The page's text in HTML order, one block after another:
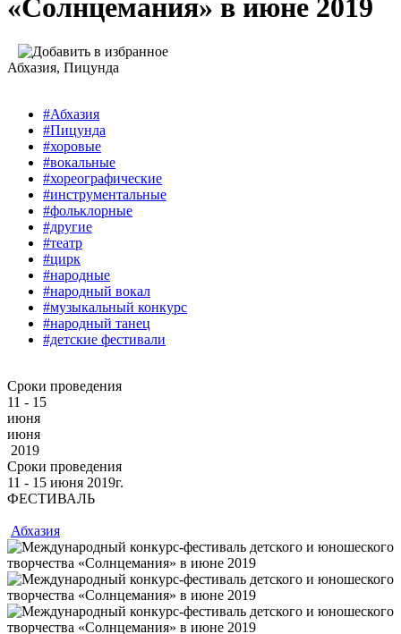
«Солнцемания» в июне 2019
Абхазия, Пицунда
#Абхазия
#Пицунда
#хоровые
#вокальные
#хореографические
#инструментальные
#фольклорные
#другие
#театр
#цирк
#народные
#народный вокал
#музыкальный конкурс
#народный танец
#детские фестивали
Сроки проведения
11 - 15
июня
июня
2019
Сроки проведения
11 ‐ 15 июня 2019г.
ФЕСТИВАЛЬ
Абхазия